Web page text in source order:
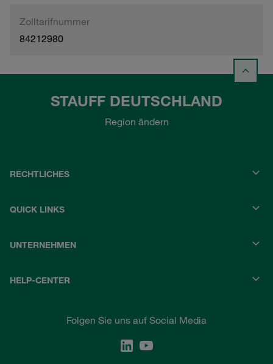
Zolltarifnummer
84212980
STAUFF DEUTSCHLAND
Region ändern
RECHTLICHES
QUICK LINKS
UNTERNEHMEN
HELP-CENTER
Folgen Sie uns auf Social Media